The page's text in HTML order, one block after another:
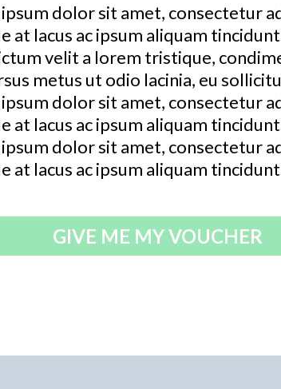
dolor sit amet, consectetur
at lacus ac ipsum aliquam
velit a lorem tristique,
metus ut odio lacinia, eu
dolor sit amet, consectetur
at lacus ac ipsum aliquam
dolor sit amet, consectetur
at lacus ac ipsum aliquam
GIVE ME MY VOUCHER